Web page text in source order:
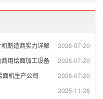
2026-07-20
制造商实力详解
2026-07-20
用烩面加工设备
2026-07-20
机生产公司
2025-11-26